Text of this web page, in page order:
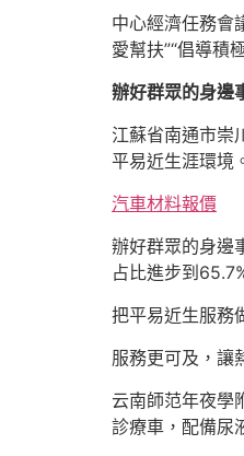
中心經濟任務會
愛幫扶”“倡導積
辦好群眾的身邊
江蘇省南通市崇
平易近生涯環境
汽車材料報價
辦好群眾的身邊
占比進步到
把平易近生服務
服務更可及，
云南師范年夜學
診療車，配備尿